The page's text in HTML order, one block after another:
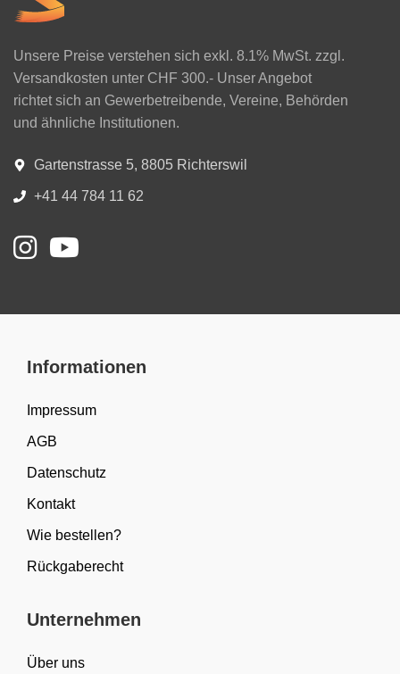
Unsere Preise verstehen sich exkl. 8.1% MwSt. zzgl.
Versandkosten unter CHF 300.- Unser Angebot
richtet sich an Gewerbetreibende, Vereine, Behörden
und ähnliche Institutionen.
Gartenstrasse 5, 8805 Richterswil
+41 44 784 11 62
Informationen
Impressum
AGB
Datenschutz
Kontakt
Wie bestellen?
Rückgaberecht
Unternehmen
Über uns